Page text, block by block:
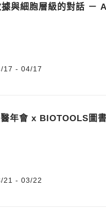
與細胞層級的對話 －
17 - 04/17
年會 x BIOTOOLS圖
21 - 03/22